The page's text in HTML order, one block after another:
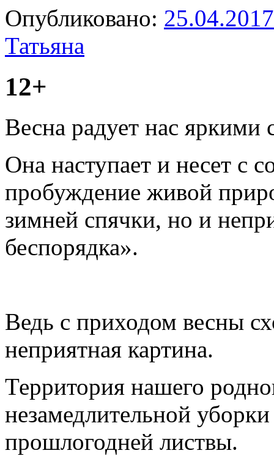
Опубликовано: 25.04.2017
Татьяна
12+
Весна радует нас
Она наступает и несет с
пробуждение живой
зимней спячки, но и
беспорядка».
Ведь с приходом весны
неприятная картина.
Территория нашего
незамедлительной
прошлогодней листвы.